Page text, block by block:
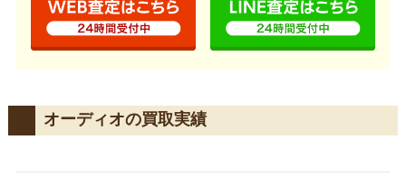
オーディオの買取実績